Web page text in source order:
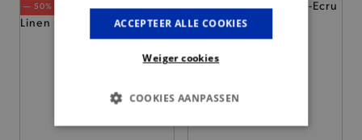
— 50% *
ACCEPTEER ALLE COOKIES
Weiger cookies
COOKIES AANPASSEN
BASIS COOKIES